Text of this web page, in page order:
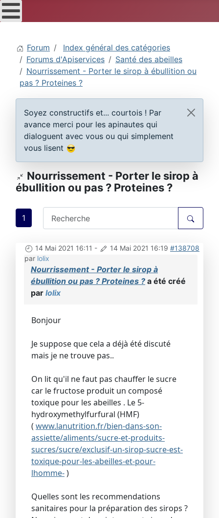
Forum
Index général des catégories
Forums d'Apiservices
Santé des abeilles
Nourrissement - Porter le sirop à ébullition ou
pas ? Proteines ?
Soyez constructifs et... courtois ! Par
avance merci pour les apinautes qui
dialoguent avec vous ou qui simplement
vous lisent
Nourrissement - Porter le sirop à
ébullition ou pas ? Proteines ?
1
14 Mai 2021 16:11 - 14 Mai 2021 16:19 #138708
par lolix
Nourrissement - Porter le sirop à
ébullition ou pas ? Proteines ? a été créé
par lolix
Bonjour
Je suppose que cela a déjà été discuté
mais je ne trouve pas..
On lit qu'il ne faut pas chauffer le sucre
car le fructose produit un composé
toxique pour les abeilles . Le 5-
hydroxymethylfurfural (HMF)
( www.lanutrition.fr/bien-dans-son-
assiette/aliments/sucre-et-produits-
sucres/sucre/exclusif-un-sirop-sucre-est-
toxique-pour-les-abeilles-et-pour-
lhomme-)
Quelles sont les recommendations
sanitaires pour la préparation des sirops ?